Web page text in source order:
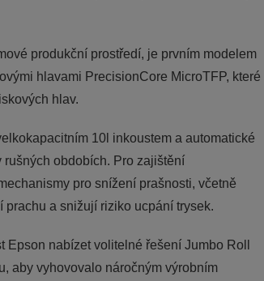
produkční prostředí, je prvním modelem
hlavami PrecisionCore MicroTFP, které
hlav.
10l inkoustem a automatické
obdobích. Pro zajištění
pro snížení prašnosti, včetně
a snižují riziko ucpání trysek.
nabízet volitelné řešení Jumbo Roll
aby vyhovovalo náročným výrobním